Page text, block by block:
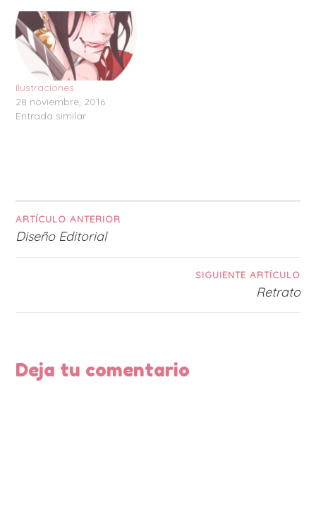
Ilustraciones
28 noviembre, 2016
Entrada similar
Navegación
ARTÍCULO ANTERIOR
Diseño Editorial
SIGUIENTE ARTÍCULO
Retrato
Deja tu comentario